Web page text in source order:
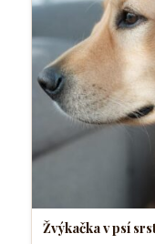
Žvýkačka v psí